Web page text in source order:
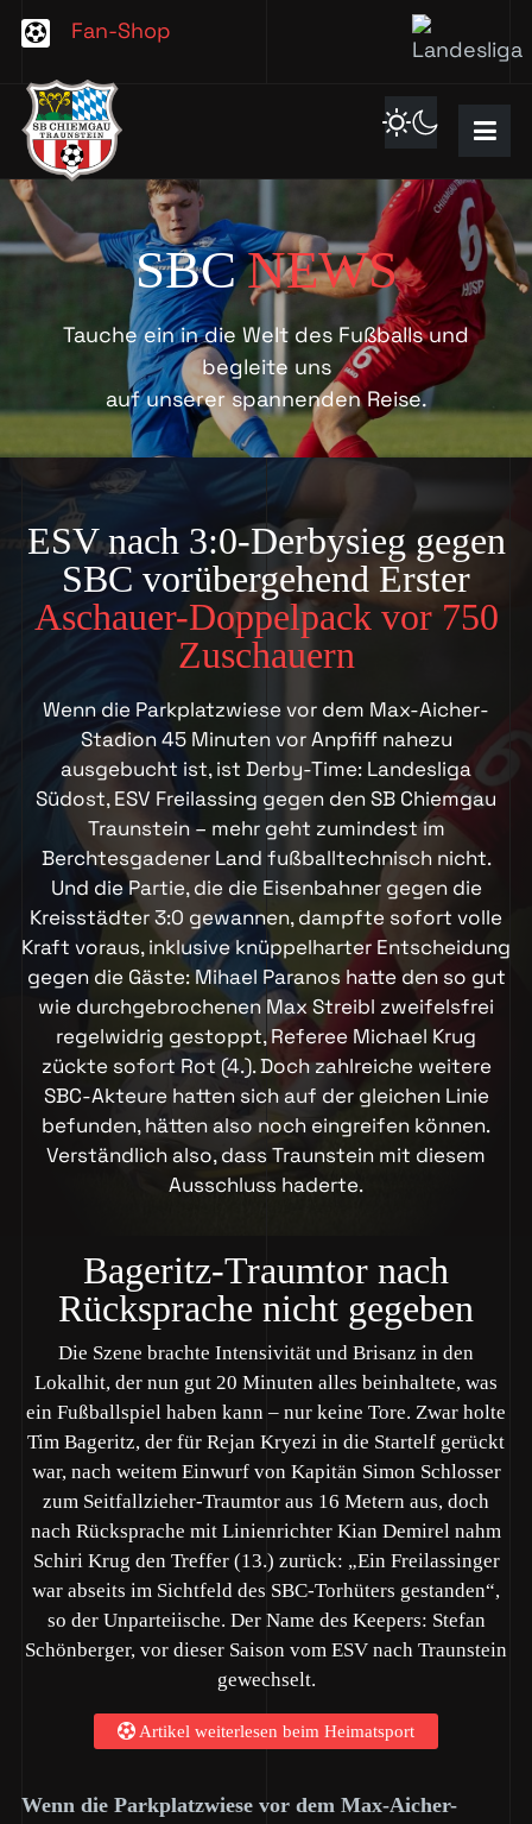
Fan-Shop
SBCNEWS
Tauche ein in die Welt des Fußballs und
begleite uns
auf unserer spannenden Reise.
ESV nach 3:0-Derbysieg gegen
SBC vorübergehend Erster
Aschauer-Doppelpack vor 750
Zuschauern
Wenn die Parkplatzwiese vor dem Max-Aicher-
Stadion 45 Minuten vor Anpfiff nahezu
ausgebucht ist, ist Derby-Time: Landesliga
Südost, ESV Freilassing gegen den SB Chiemgau
Traunstein – mehr geht zumindest im
Berchtesgadener Land fußballtechnisch nicht.
Und die Partie, die die Eisenbahner gegen die
Kreisstädter 3:0 gewannen, dampfte sofort volle
Kraft voraus, inklusive knüppelharter Entscheidung
gegen die Gäste: Mihael Paranos hatte den so gut
wie durchgebrochenen Max Streibl zweifelsfrei
regelwidrig gestoppt, Referee Michael Krug
zückte sofort Rot (4.). Doch zahlreiche weitere
SBC-Akteure hatten sich auf der gleichen Linie
befunden, hätten also noch eingreifen können.
Verständlich also, dass Traunstein mit diesem
Ausschluss haderte.
Bageritz-Traumtor nach
Rücksprache nicht gegeben
Die Szene brachte Intensivität und Brisanz in den
Lokalhit, der nun gut 20 Minuten alles beinhaltete, was
ein Fußballspiel haben kann – nur keine Tore. Zwar holte
Tim Bageritz, der für Rejan Kryezi in die Startelf gerückt
war, nach weitem Einwurf von Kapitän Simon Schlosser
zum Seitfallzieher-Traumtor aus 16 Metern aus, doch
nach Rücksprache mit Linienrichter Kian Demirel nahm
Schiri Krug den Treffer (13.) zurück: „Ein Freilassinger
war abseits im Sichtfeld des SBC-Torhüters gestanden“,
so der Unparteiische. Der Name des Keepers: Stefan
Schönberger, vor dieser Saison vom ESV nach Traunstein
gewechselt.
Artikel weiterlesen beim Heimatsport
Wenn die Parkplatzwiese vor dem Max-Aicher-